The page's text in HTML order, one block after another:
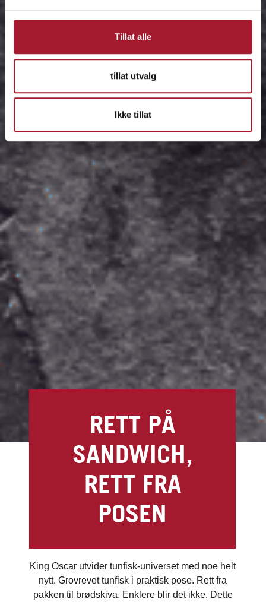
Tillat alle
tillat utvalg
Ikke tillat
RETT PÅ
SANDWICH,
RETT FRA
POSEN
King Oscar utvider tunfisk-universet med noe helt
nytt. Grovrevet tunfisk i praktisk pose. Rett fra
pakken til brødskiva. Enklere blir det ikke. Dette